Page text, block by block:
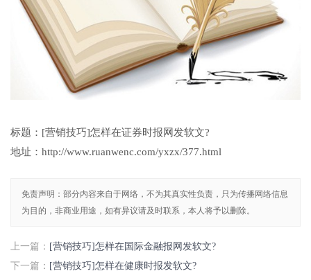
标题：[营销技巧]怎样在证券时报网发软文?
地址：http://www.ruanwenc.com/yxzx/377.html
免责声明：部分内容来自于网络，不为其真实性负责，只为传播网络信息
为目的，非商业用途，如有异议请及时联系，本人将予以删除。
上一篇： [营销技巧]怎样在​国际金融报网发软文?
下一篇： [营销技巧]怎样在健康时报发软文?